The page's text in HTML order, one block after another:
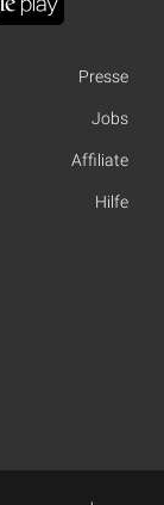
Presse
Jobs
Affiliate
Hilfe